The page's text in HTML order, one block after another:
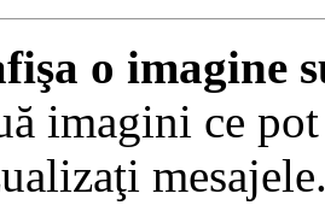
o imagine
imagini ce